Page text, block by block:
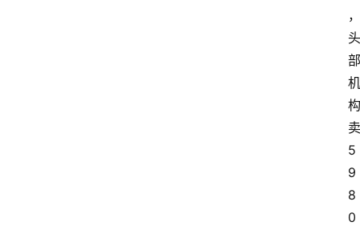
，
头
部
机
构
卖
5
9
8
0